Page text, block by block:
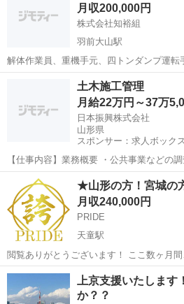
県 未経験10000〜 関東...月収200,000円
株式会社知裕組
羽前大山駅
解体作業員、重機手元、四トンダンプ運転
羽前大山駅
土木施工管理
月給22万円～37万
日本振興株式会社
山形県
スポンサー：求人ボックス
【仕事内容】業務概要 ・公共事業などの
事・維持・管理の各段階で、事業者(発注
担当いただきます。 具体的な仕事内容 ・
験、希望に合わせていずれかの業務を担...
正社員
★山形の方！宮城の
月収240,000円
PRIDE
天童駅
閲覧ありがとうございます！ ここ数ヶ月間、多くの方からの応募感謝
致します！ ですが、若干名ドタキャンや
居るようですので営業目的や常識の無い
頂きますのでよろしくお願いします...
山形 天童市 天童駅 鳶職
上京支援いたしま
か？？